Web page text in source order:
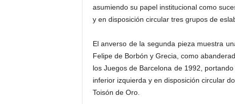
asumiendo su papel institucional como
y en disposición circular tres grupos de
El anverso de la segunda pieza muestra
Felipe de Borbón y Grecia, como
los Juegos de Barcelona de 1992,
inferior izquierda y en disposición circular
Toisón de Oro.